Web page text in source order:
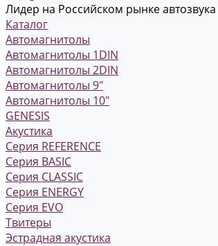
Лидер на Российском рынке автозвука
Каталог
Автомагнитолы
Автомагнитолы 1DIN
Автомагнитолы 2DIN
Автомагнитолы 9"
Автомагнитолы 10"
GENESIS
Акустика
Серия REFERENCE
Серия BASIC
Серия CLASSIC
Серия ENERGY
Серия EVO
Твитеры
Эстрадная акустика